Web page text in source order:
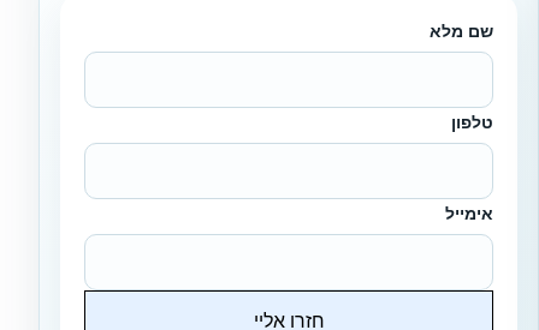
שם מלא
טלפון
אימייל
חזרו אליי